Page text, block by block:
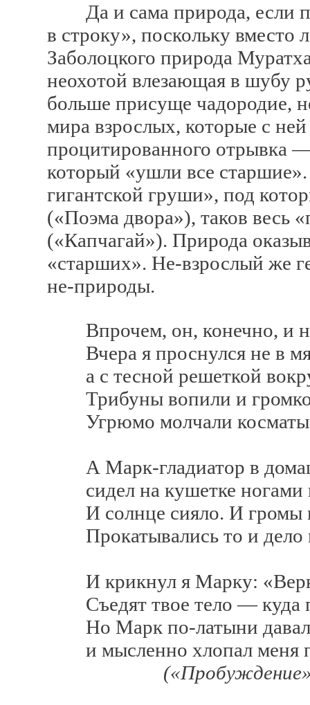
Да и сама природа, если
в строку», поскольку вместо
Заболоцкого природа
неохотой влезающая в шубу
больше присуще чадородие,
мира взрослых, которые с
процитированного отрывка
который «ушли все
гигантской груши», под
(«Поэма двора»), таков весь
(«Капчагай»). Природа
«старших». Не-взрослый же
не-природы.
Впрочем, он, конечно, и
Вчера я проснулся не в
а с тесной решеткой
Трибуны вопили и громко
Угрюмо молчали
А Марк-гладиатор в
сидел на кушетке ногами
И солнце сияло. И громы
Прокатывались то и дело
И крикнул я Марку:
Съедят твое тело — куда
Но Марк по-латыни давал
и мысленно хлопал меня